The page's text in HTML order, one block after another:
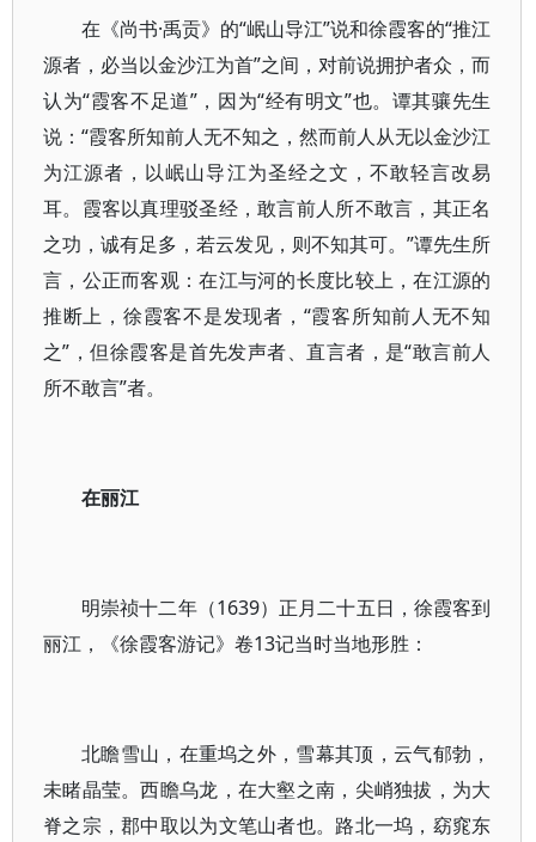
在《尚书·禹贡》的“岷山导江”说和徐霞客的“推江
源者，必当以金沙江为首”之间，对前说拥护者众，而
认为“霞客不足道”，因为“经有明文”也。谭其骧先生
说：“霞客所知前人无不知之，然而前人从无以金沙江
为江源者，以岷山导江为圣经之文，不敢轻言改易
耳。霞客以真理驳圣经，敢言前人所不敢言，其正名
之功，诚有足多，若云发见，则不知其可。”谭先生所
言，公正而客观：在江与河的长度比较上，在江源的
推断上，徐霞客不是发现者，“霞客所知前人无不知
之”，但徐霞客是首先发声者、直言者，是“敢言前人
所不敢言”者。
在丽江
明崇祯十二年（1639）正月二十五日，徐霞客到
丽江，《徐霞客游记》卷13记当时当地形胜：
北瞻雪山，在重坞之外，雪幕其顶，云气郁勃，
未睹晶莹。西瞻乌龙，在大壑之南，尖峭独拔，为大
脊之宗，郡中取以为文笔山者也。路北一坞，窈窕东